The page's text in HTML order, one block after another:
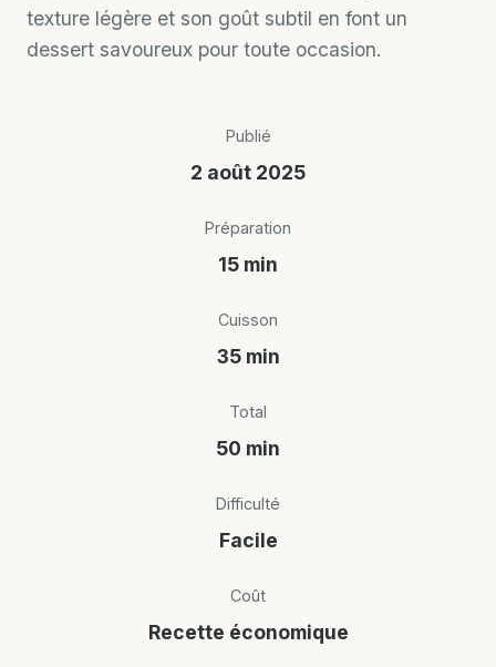
texture légère et son goût subtil en font un
dessert savoureux pour toute occasion.
Publié
2 août 2025
Préparation
15 min
Cuisson
35 min
Total
50 min
Difficulté
Facile
Coût
Recette économique